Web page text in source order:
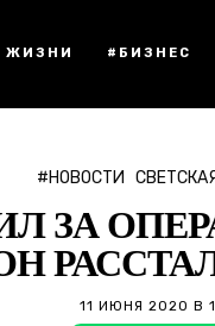
ЖИЗНИ #БИЗНЕС
#НОВОСТИ
ЗА
11 ИЮНЯ 2020 В